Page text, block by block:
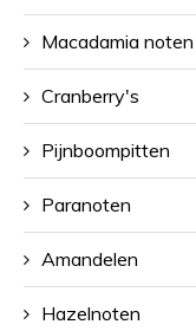
Macadamia noten
Cranberry's
Pijnboompitten
Paranoten
Amandelen
Hazelnoten